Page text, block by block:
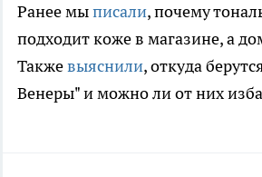
Ранее мыписали, почему
подходит коже в магазине, а
Такжевыяснили, откуда
Венеры" и можно ли от них